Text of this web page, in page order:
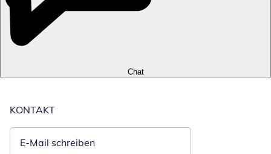
Chat
KONTAKT
E-Mail schreiben
Öffnet E-Mail-Client